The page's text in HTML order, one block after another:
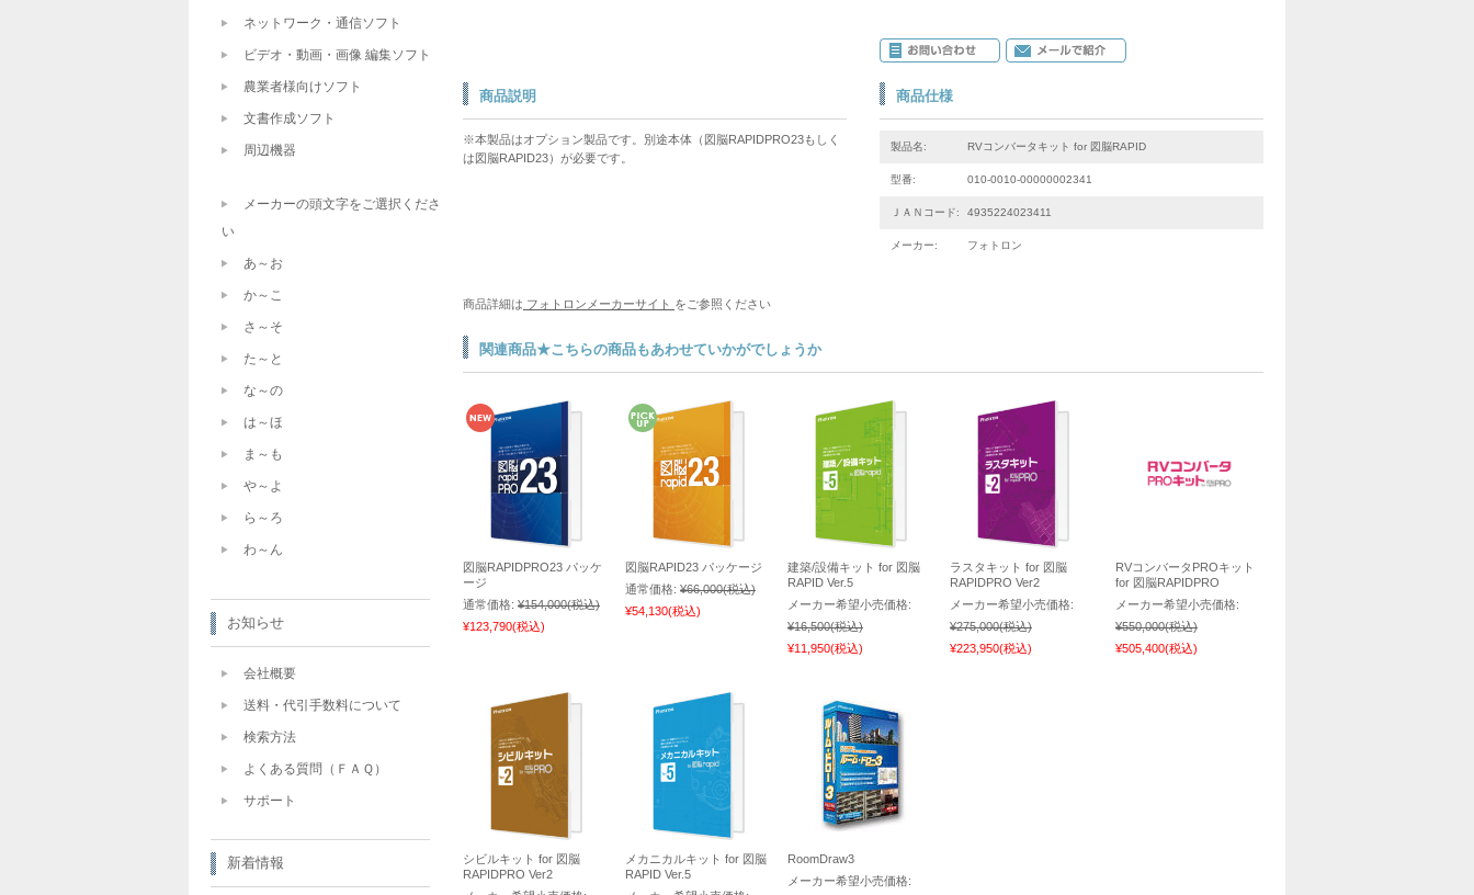
商品説明
※本製品はオプション製品です。別途本体（図脳RAPIDPRO23もしく
は図脳RAPID23）が必要です。
商品仕様
製品名: RVコンバータキット for 図脳RAPID
型番: 010-0010-00000002341
ＪＡＮコード: 4935224023411
メーカー: フォトロン
商品詳細は フォトロンメーカーサイト をご参照ください
関連商品★こちらの商品もあわせていかがでしょうか
図脳RAPIDPRO23 パッケ
ージ
通常価格: ¥154,000(税込)
¥123,790(税込)
図脳RAPID23 パッケージ
通常価格: ¥66,000(税込)
¥54,130(税込)
建築/設備キット for 図脳
RAPID Ver.5
メーカー希望小売価格:
¥16,500(税込)
¥11,950(税込)
ラスタキット for 図脳
RAPIDPRO Ver2
メーカー希望小売価格:
¥275,000(税込)
¥223,950(税込)
RVコンバータPROキット
for 図脳RAPIDPRO
メーカー希望小売価格:
¥550,000(税込)
¥505,400(税込)
シビルキット for 図脳
RAPIDPRO Ver2
メカニカルキット for 図脳
RAPID Ver.5
RoomDraw3
メーカー希望小売価格:
ネットワーク・通信ソフト
ビデオ・動画・画像 編集ソフト
農業者様向けソフト
文書作成ソフト
周辺機器
メーカーの頭文字をご選択くださ
い
あ～お
か～こ
さ～そ
た～と
な～の
は～ほ
ま～も
や～よ
ら～ろ
わ～ん
お知らせ
会社概要
送料・代引手数料について
検索方法
よくある質問（ＦＡＱ）
サポート
新着情報